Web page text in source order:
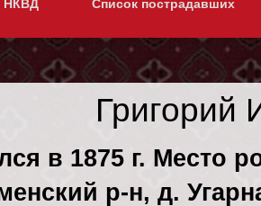
НКВД
Список пострадавших
Григорий
в 1875 г. Место
р-н, д.